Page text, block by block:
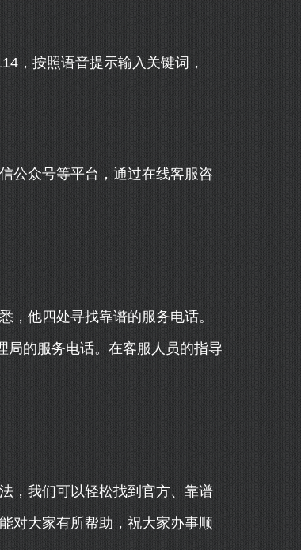
，按照语音提示输入关键词，
公众号等平台，通过在线客服咨
，他四处寻找靠谱的服务电话。
局的服务电话。在客服人员的指导
，我们可以轻松找到官方、靠谱
对大家有所帮助，祝大家办事顺